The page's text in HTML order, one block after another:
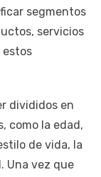
segmentos
servicios
estos
divididos en
como la edad,
de vida, la
Una vez que